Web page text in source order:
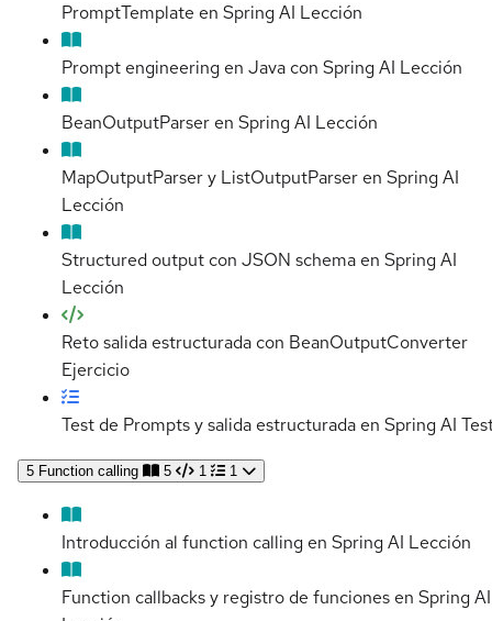
PromptTemplate en Spring AI Lección
Prompt engineering en Java con Spring AI Lección
BeanOutputParser en Spring AI Lección
MapOutputParser y ListOutputParser en Spring AI
Lección
Structured output con JSON schema en Spring AI
Lección
Reto salida estructurada con BeanOutputConverter
Ejercicio
Test de Prompts y salida estructurada en Spring AI
5 Function calling 5 1 1
Introducción al function calling en Spring AI Lección
Function callbacks y registro de funciones en Spring AI